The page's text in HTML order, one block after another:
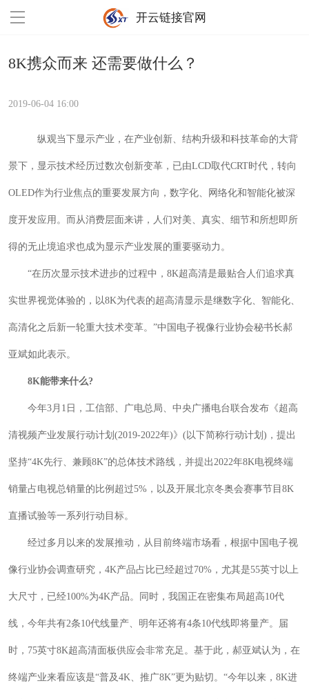
开云链接官网
8K携众而来 还需要做什么？
2019-06-04 16:00
纵观当下显示产业，在产业创新、结构升级和科技革命的大背
景下，显示技术经历过数次创新变革，已由LCD取代CRT时代，转向
OLED作为行业焦点的重要发展方向，数字化、网络化和智能化被深
度开发应用。而从消费层面来讲，人们对美、真实、细节和所想即所
得的无止境追求也成为显示产业发展的重要驱动力。
“在历次显示技术进步的过程中，8K超高清是最贴合人们追求真
实世界视觉体验的，以8K为代表的超高清显示是继数字化、智能化、
高清化之后新一轮重大技术变革。”中国电子视像行业协会秘书长郝
亚斌如此表示。
8K能带来什么?
今年3月1日，工信部、广电总局、中央广播电台联合发布《超高
清视频产业发展行动计划(2019-2022年)》(以下简称行动计划)，提出
坚持“4K先行、兼顾8K”的总体技术路线，并提出2022年8K电视终端
销量占电视总销量的比例超过5%，以及开展北京冬奥会赛事节目8K
直播试验等一系列行动目标。
经过多月以来的发展推动，从目前终端市场看，根据中国电子视
像行业协会调查研究，4K产品占比已经超过70%，尤其是55英寸以上
大尺寸，已经100%为4K产品。同时，我国正在密集布局超高10代
线，今年共有2条10代线量产、明年还将有4条10代线即将量产。届
时，75英寸8K超高清面板供应会非常充足。基于此，郝亚斌认为，在
终端产业来看应该是“普及4K、推广8K”更为贴切。“今年以来，8K进